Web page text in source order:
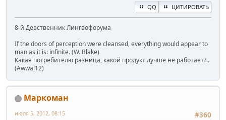
QQ ЦИТИРОВАТЬ
8-й Девственник Лингвофорума
If the doors of perception were cleansed, everything would appear to
man as it is: infinite. (W. Blake)
Какая потребителю разница, какой продукт лучше не работает?..
(Awwal12)
Маркоман
#360
июля 5, 2012, 08:15